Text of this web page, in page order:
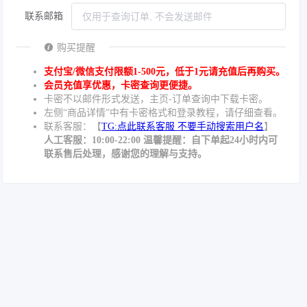
联系邮箱
购买提醒
支付宝/微信支付限额1-500元，低于1元请充值后再购买。
会员充值享优惠，卡密查询更便捷。
卡密不以邮件形式发送，主页-订单查询中下载卡密。
左侧“商品详情”中有卡密格式和登录教程，请仔细查看。
联系客服：【TG:点此联系客服 不要手动搜索用户名 】
人工客服：10:00-22:00 温馨提醒：自下单起24小时内可
联系售后处理，感谢您的理解与支持。